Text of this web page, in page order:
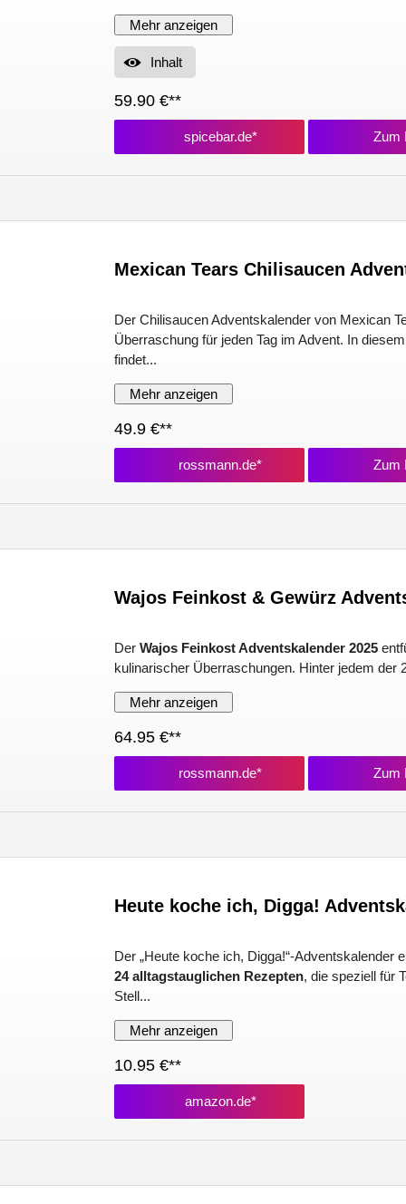
Mehr anzeigen
Inhalt
59.90 €**
spicebar.de* Zum
Mexican Tears Chilisaucen
Der Chilisaucen Adventskalender von Mexican
Überraschung für jeden Tag im Advent. In
findet...
Mehr anzeigen
49.9 €**
rossmann.de* Zum
Wajos Feinkost & Gewürz
DerWajos Feinkost Adventskalender 2025
kulinarischer Überraschungen. Hinter jedem der
Mehr anzeigen
64.95 €**
rossmann.de* Zum
Heute koche ich, Digga!
Der „Heute koche ich, Digga!“-Adventskalender
24 alltagstauglichen Rezepten, die speziell für
Stell...
Mehr anzeigen
10.95 €**
amazon.de*